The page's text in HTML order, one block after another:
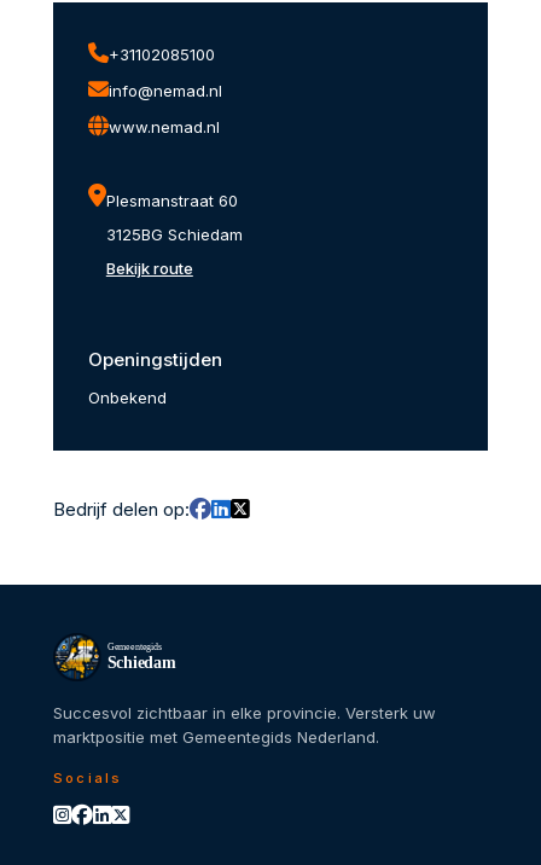
+31102085100
info@nemad.nl
www.nemad.nl
Plesmanstraat 60
3125BG Schiedam
Bekijk route
Openingstijden
Onbekend
Bedrijf delen op:
Gemeentegids
Schiedam
Succesvol zichtbaar in elke provincie. Versterk uw
marktpositie met Gemeentegids Nederland.
Socials